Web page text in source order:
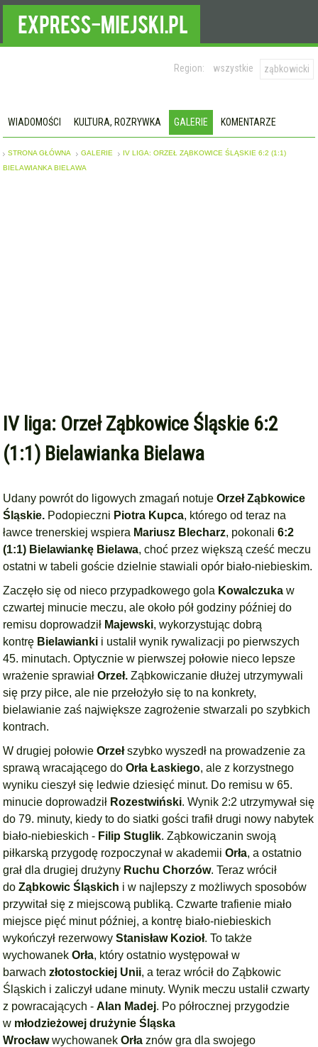
Region: wszystkie ząbkowicki
WIADOMOŚCI KULTURA, ROZRYWKA GALERIE KOMENTARZE
STRONA GŁÓWNA GALERIE
IV LIGA: ORZEŁ ZĄBKOWICE ŚLĄSKIE 6:2 (1:1)
BIELAWIANKA BIELAWA
IV liga: Orzeł Ząbkowice Śląskie 6:2
(1:1) Bielawianka Bielawa
Udany powrót do ligowych zmagań notuje Orzeł Ząbkowice
Śląskie. Podopieczni Piotra Kupca, którego od teraz na
ławce trenerskiej wspiera Mariusz Blecharz, pokonali6:2
(1:1) Bielawiankę Bielawa, choć przez większą cześć meczu
ostatni w tabeli goście dzielnie stawiali opór biało-niebieskim.
Zaczęło się od nieco przypadkowego gola Kowalczuka w
czwartej minucie meczu, ale około pół godziny później do
remisu doprowadził Majewski, wykorzystując dobrą
kontrę Bielawianki i ustalił wynik rywalizacji po pierwszych
45. minutach. Optycznie w pierwszej połowie nieco lepsze
wrażenie sprawiałOrzeł. Ząbkowiczanie dłużej utrzymywali
się przy piłce, ale nie przełożyło się to na konkrety,
bielawianie zaś największe zagrożenie stwarzali po szybkich
kontrach.
W drugiej połowieOrzełszybko wyszedł na prowadzenie za
sprawą wracającego doOrła Łaskiego, ale z korzystnego
wyniku cieszył się ledwie dziesięć minut. Do remisu w 65.
minucie doprowadził Rozestwiński. Wynik 2:2 utrzymywał się
do 79. minuty, kiedy to do siatki gości trafił drugi nowy nabytek
biało-niebieskich - Filip Stuglik. Ząbkowiczanin swoją
piłkarską przygodę rozpoczynał w akademiiOrła, a ostatnio
grał dla drugiej drużyny Ruchu Chorzów. Teraz wrócił
doZąbkowic Śląskich i w najlepszy z możliwych sposobów
przywitał się z miejscową publiką. Czwarte trafienie miało
miejsce pięć minut później, a kontrę biało-niebieskich
wykończył rezerwowyStanisław Kozioł. To także
wychowanekOrła, który ostatnio występował w
barwachzłotostockiej Unii, a teraz wrócił do Ząbkowic
Śląskich i zaliczył udane minuty. Wynik meczu ustalił czwarty
z powracających -Alan Madej. Po półrocznej przygodzie
w młodzieżowej drużynie Śląska
WrocławwychowanekOrła znów gra dla swojego